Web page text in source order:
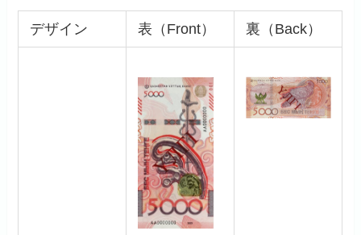
デザイン 表（Front） 裏（Back）